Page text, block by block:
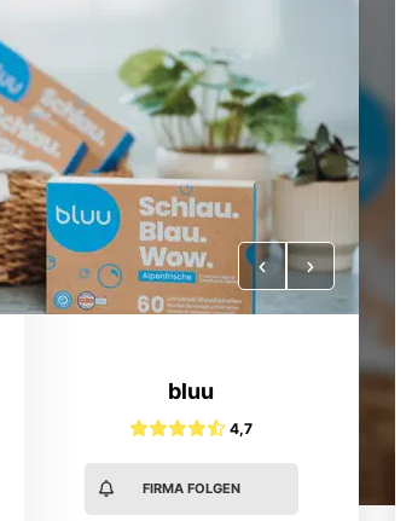
VorherigesNächstes
bluu
4,7
FIRMA FOLGEN